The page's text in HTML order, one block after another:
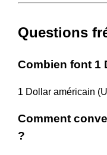
Questions
Combien font 1
1 Dollar américain
Comment
?